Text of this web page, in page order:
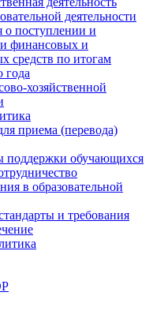
деятельности
поступлении и
финансовых и
средств по итогам
года
хозяйственной
приема (перевода)
поддержки обучающихся
в образовательной
и требования